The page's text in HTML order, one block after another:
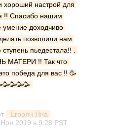
настрой для
!! Спасибо нашим
доходчиво
позволили нам
пьедестала!! .
МАТЕРИ !! Так что
победа для вас !! 🥳
Егорян Яна
2019 в 9:28 PST